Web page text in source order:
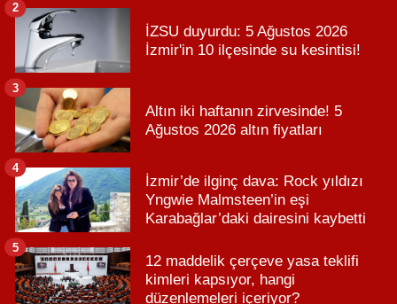
İZSU duyurdu: 5 Ağustos 2026
İzmir'in 10 ilçesinde su kesintisi!
2
Altın iki haftanın zirvesinde! 5
Ağustos 2026 altın fiyatları
3
İzmir’de ilginç dava: Rock yıldızı
Yngwie Malmsteen’in eşi
Karabağlar’daki dairesini kaybetti
4
12 maddelik çerçeve yasa teklifi
kimleri kapsıyor, hangi
düzenlemeleri içeriyor?
5